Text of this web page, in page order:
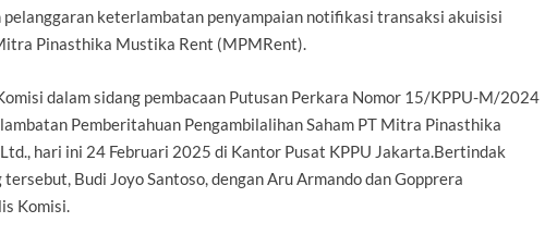
pelanggaran keterlambatan penyampaian notifikasi transaksi akuisisi
Pinasthika Mustika Rent (MPMRent).
dalam sidang pembacaan Putusan Perkara Nomor 15/KPPU-M/2024
Pemberitahuan Pengambilalihan Saham PT Mitra Pinasthika
hari ini 24 Februari 2025 di Kantor Pusat KPPU Jakarta.Bertindak
Budi Joyo Santoso, dengan Aru Armando dan Gopprera
Komisi.